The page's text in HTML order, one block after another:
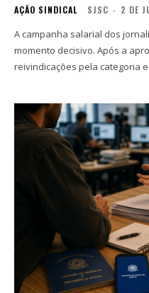
AÇÃO SINDICAL SJSC - 2 DE
A campanha salarial dos
momento decisivo. Após a
reivindicações pela categoria